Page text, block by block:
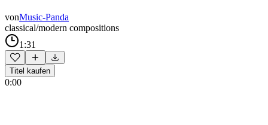
vonMusic-Panda
classical/modern compositions
1:31
Titel kaufen
0:00